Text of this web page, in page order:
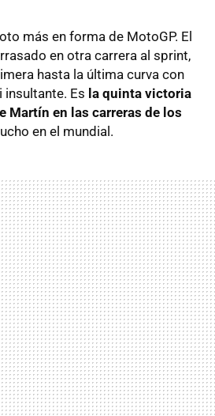
más en forma de MotoGP. El
en otra carrera al sprint,
hasta la última curva con
insultante. Es la quinta victoria
Martín en las carreras de los
en el mundial.